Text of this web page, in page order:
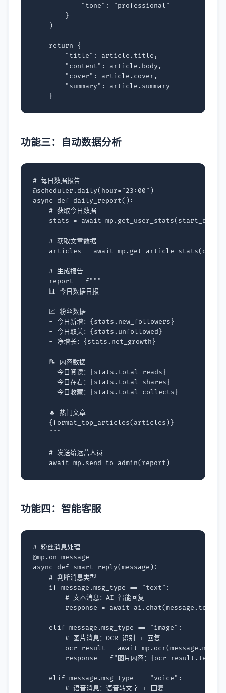
"tone" :
"professional"
}
)
return
{
"title" : article . title ,
"content" : article . body ,
"cover" : article . cover ,
"summary" : article . summary
}
功能三：自动数据分析
# 每日数据报告
@scheduler . daily( hour="23:00" )
async
def daily_report():
# 获取今日数据
stats
= await mp . get_user_stats( start_date
# 获取文章数据
articles
= await mp . get_article_stats( days
# 生成报告
report
= f"""
    📊 今日数据日报
    📈 粉丝数据
    - 今日新增：
{ stats . new_followers }
    - 今日取关：
{ stats . unfollowed }
    - 净增长：
{ stats . net_growth }
    📝 内容数据
    - 今日阅读：
{ stats . total_reads }
    - 今日在看：
{ stats . total_shares }
    - 今日收藏：
{ stats . total_collects }
    🔥 热门文章
{ format_top_articles( articles ) }
    """
# 发送给运营人员
await mp . send_to_admin( report )
功能四：智能客服
# 粉丝消息处理
@mp . on_message
async
def smart_reply(message ):
# 判断消息类型
if message .msg_type == "text" :
# 文本消息：AI 智能回复
response
= await ai . chat(message . text
elif message .msg_type == "image" :
# 图片消息：OCR 识别 + 回复
ocr_result
= await mp . ocr(message .
response
= f"图片内容： { ocr_result . text
elif message .msg_type == "voice" :
# 语音消息：语音转文字 + 回复